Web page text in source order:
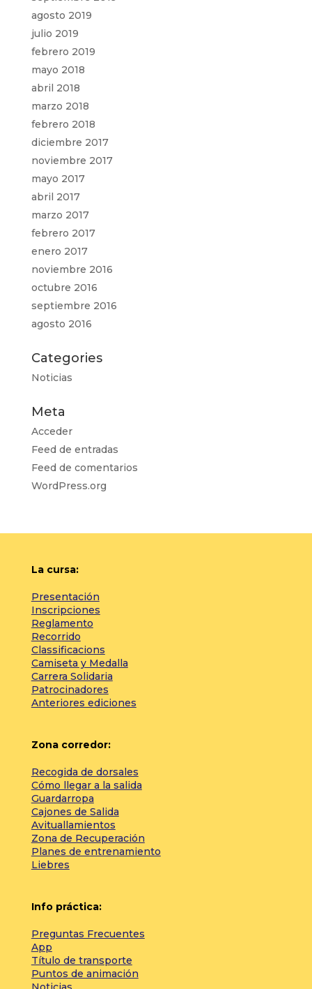
agosto 2019
julio 2019
febrero 2019
mayo 2018
abril 2018
marzo 2018
febrero 2018
diciembre 2017
noviembre 2017
mayo 2017
abril 2017
marzo 2017
febrero 2017
enero 2017
noviembre 2016
octubre 2016
septiembre 2016
agosto 2016
Categories
Noticias
Meta
Acceder
Feed de entradas
Feed de comentarios
WordPress.org
La cursa:
Presentación
Inscripciones
Reglamento
Recorrido
Classificacions
Camiseta y Medalla
Carrera Solidaria
Patrocinadores
Anteriores ediciones
Zona corredor:
Recogida de dorsales
Cómo llegar a la salida
Guardarropa
Cajones de Salida
Avituallamientos
Zona de Recuperación
Planes de entrenamiento
Liebres
Info práctica:
Preguntas Frecuentes
App
Título de transporte
Puntos de animación